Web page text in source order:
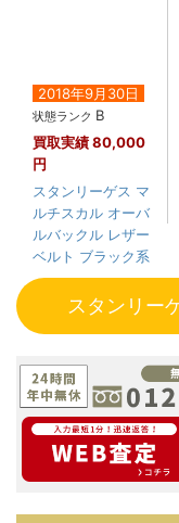
2018年9月30日
状態ランク B
買取実績80,000
円
スタンリーゲス マ
ルチスカル オーバ
ルバックル レザー
ベルト ブラック系
スタンリー